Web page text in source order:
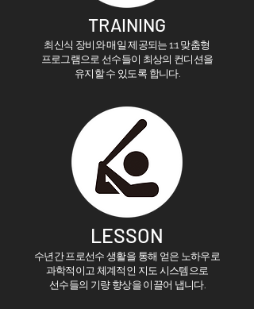
TRAINING
최신식 장비와 매일 제공되는 1:1 맞춤형
프로그램으로 ​선수들이 최상의 컨디션을
유지할 수 있도록 합니다.
LESSON
수년간 프로선수 생활을 통해 얻은 노하우로
과학적이고 체계적인 지도 시스템으로
선수들의 기량 향상을 이끌어 ​냅니다.